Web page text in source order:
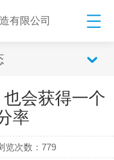
会获得一个
率
览次数：779